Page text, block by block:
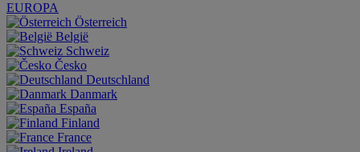
EUROPA
Österreich
België
Schweiz
Česko
Deutschland
Danmark
España
Finland
France